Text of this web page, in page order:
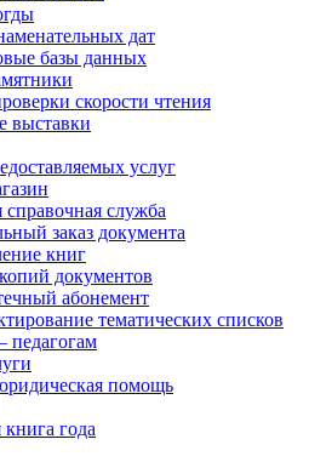
дат
базы данных
скорости чтения
выставки
услуг
справочная служба
заказ документа
книг
документов
абонемент
тематических списков
педагогам
помощь
года